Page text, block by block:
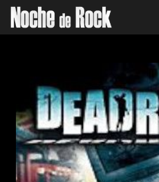
Agenda
Foro
Contacto